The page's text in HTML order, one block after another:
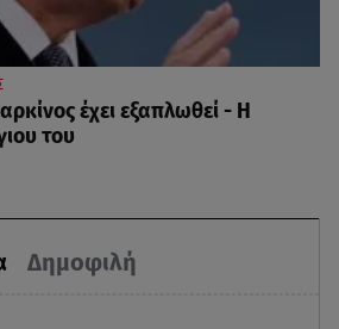
Δημοφιλή
έχει εξαπλωθεί - Η
του